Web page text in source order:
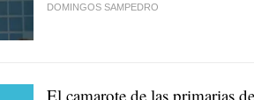
DOMINGOS SAMPEDRO
El camarote de las primarias